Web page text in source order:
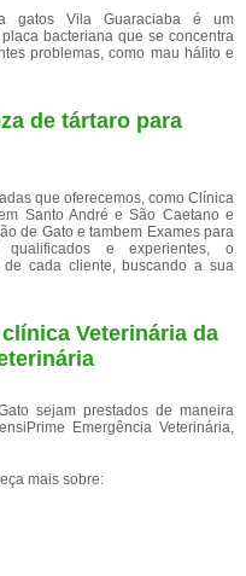
gatos Vila Guaraciaba é um
bacteriana que se concentra
problemas, como mau hálito e
de tártaro para
que oferecemos, como Clínica
Santo André e São Caetano e
de Gato e tambem Exames para
qualificados e experientes, o
de cada cliente, buscando a sua
Veterinária da
sejam prestados de maneira
Emergência Veterinária,
mais sobre: